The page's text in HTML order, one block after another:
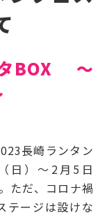
タBOX ～
長崎ランタン
日）～2月5日
ただ、コロナ禍
テージは設けな